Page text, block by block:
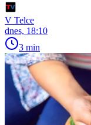
V Telce
dnes, 18:10
3 min